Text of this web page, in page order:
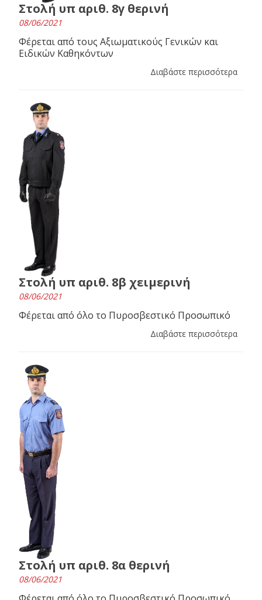
Στολή υπ αριθ. 8γ θερινή
08/06/2021
Φέρεται από τους Αξιωματικούς Γενικών και
Ειδικών Καθηκόντων
Διαβάστε περισσότερα
Στολή υπ αριθ. 8β χειμερινή
08/06/2021
Φέρεται από όλο το Πυροσβεστικό Προσωπικό
Διαβάστε περισσότερα
Στολή υπ αριθ. 8α θερινή
08/06/2021